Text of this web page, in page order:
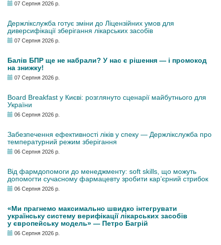
07 Серпня 2026 р.
Держлікслужба готує зміни до Ліцензійних умов для
диверсифікації зберігання лікарських засобів
07 Серпня 2026 р.
Балів БПР ще не набрали? У нас є рішення — і промокод
на знижку!
07 Серпня 2026 р.
Board Breakfast у Києві: розглянуто сценарії майбутнього для
України
06 Серпня 2026 р.
Забезпечення ефективності ліків у спеку — Держлікслужба про
температурний режим зберігання
06 Серпня 2026 р.
Від фармдопомоги до менеджменту: soft skills, що можуть
допомогти сучасному фармацевту зробити кар’єрний стрибок
06 Серпня 2026 р.
«Ми прагнемо максимально швидко інтегрувати
українську систему верифікації лікарських засобів
у європейську модель» — Петро Багрій
06 Серпня 2026 р.